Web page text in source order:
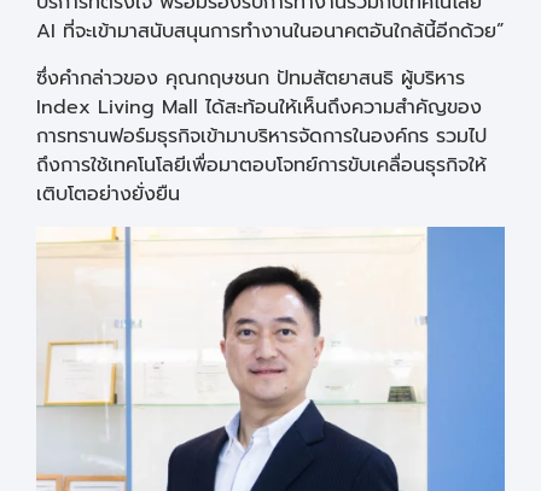
AI ที่จะเข้ามาสนับสนุนการทำงานในอนาคตอันใกล้นี้อีกด้วย”
ซึ่งคำกล่าวของ คุณกฤษชนก ปัทมสัตยาสนธิ ผู้บริหาร
Index Living Mall ได้สะท้อนให้เห็นถึงความสำคัญของ
การทรานฟอร์มธุรกิจเข้ามาบริหารจัดการในองค์กร รวมไป
ถึงการใช้เทคโนโลยีเพื่อมาตอบโจทย์การขับเคลื่อนธุรกิจให้
เติบโตอย่างยั่งยืน